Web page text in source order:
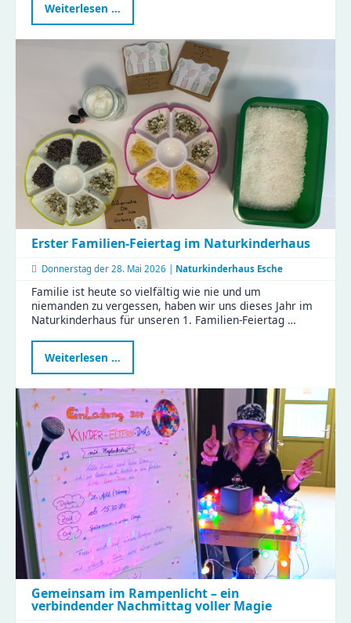
Weiterlesen …
Fortbildung
stärkt
Familienrat
in
Chemnitz
–
KJF-
Fachkräfte
starten
weiter
durch
Erster Familien-Feiertag im Naturkinderhaus
Donnerstag der 28. Mai 2026 | Naturkinderhaus Esche
Familie ist heute so vielfältig wie nie und um
niemanden zu vergessen, haben wir uns dieses Jahr im
Naturkinderhaus für unseren 1. Familien-Feiertag …
Weiterlesen …
Familien-
Feiertag
Naturkinderhaus
Gemeinsam im Rampenlicht – ein
verbindender Nachmittag voller Magie